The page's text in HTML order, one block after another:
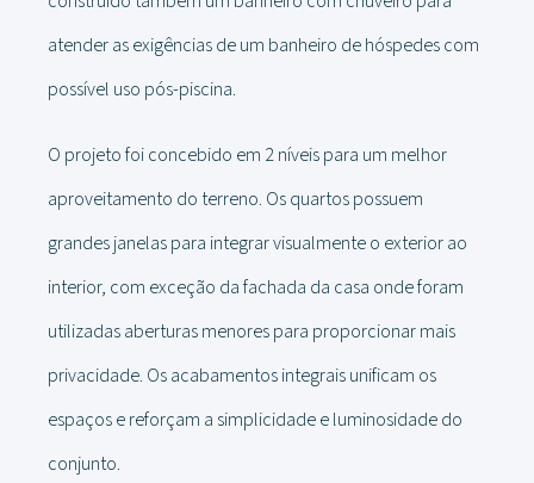
atender as exigências de um banheiro de hóspedes com
possível uso pós-piscina.
O projeto foi concebido em 2 níveis para um melhor
aproveitamento do terreno. Os quartos possuem
grandes janelas para integrar visualmente o exterior ao
interior, com exceção da fachada da casa onde foram
utilizadas aberturas menores para proporcionar mais
privacidade. Os acabamentos integrais unificam os
espaços e reforçam a simplicidade e luminosidade do
conjunto.